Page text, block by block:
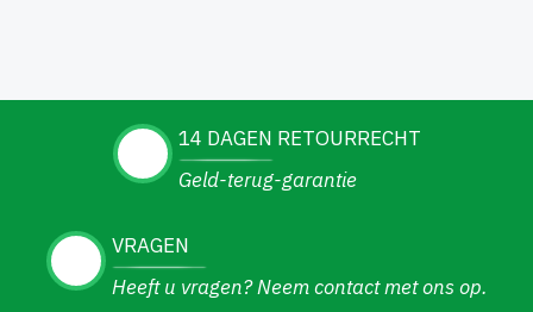
14 DAGEN RETOURRECHT
Geld-terug-garantie
VRAGEN
Heeft u vragen? Neem contact met ons op.